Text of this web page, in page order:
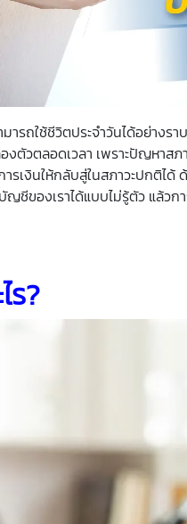
ใช้ชีวิตประจำวันได้อย่างรา
ตัวตลอดเวลา เพราะปัญหาส
เงินให้กลับสู่ในสภาวะปกติได้
ญชีของเราได้แบบไม่รู้ตัว แล้
ร?